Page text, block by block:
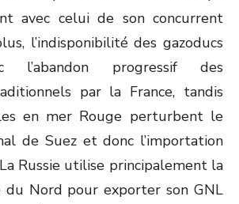
avec celui de son concurrent
l’indisponibilité des gazoducs
l’abandon progressif des
par la France, tandis
en mer Rouge perturbent le
de Suez et donc l’importation
Russie utilise principalement la
Nord pour exporter son GNL